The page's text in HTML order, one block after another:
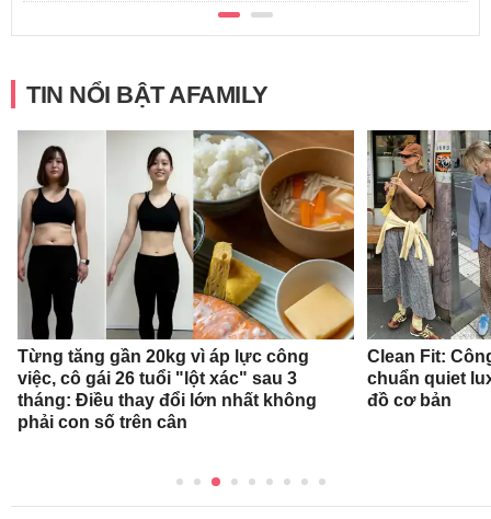
TIN NỔI BẬT AFAMILY
Từng tăng gần 20kg vì áp lực công
việc, cô gái 26 tuổi "lột xác" sau 3
tháng: Điều thay đổi lớn nhất không
phải con số trên cân
Clean Fit:
chuẩn quiet
đồ cơ bản